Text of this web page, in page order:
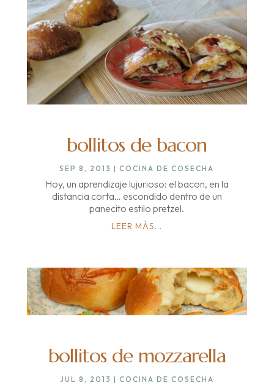
bollitos de bacon
SEP 8, 2013 |COCINA DE COSECHA
Hoy, un aprendizaje lujurioso: el bacon, en la
distancia corta… escondido dentro de un
panecito estilo pretzel.
LEER MÁS...
bollitos de mozzarella
JUL 8, 2013 | COCINA DE COSECHA